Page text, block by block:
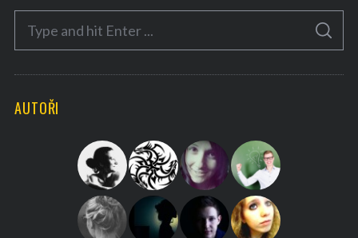
c
S
A
C
AUTOŘI